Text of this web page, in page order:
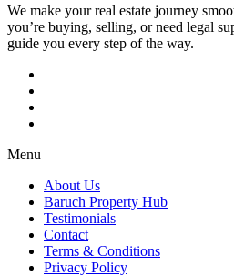
We make your real estate journey
you’re buying, selling, or need legal
guide you every step of the way.
Menu
About Us
Baruch Property Hub
Testimonials
Contact
Terms & Conditions
Privacy Policy